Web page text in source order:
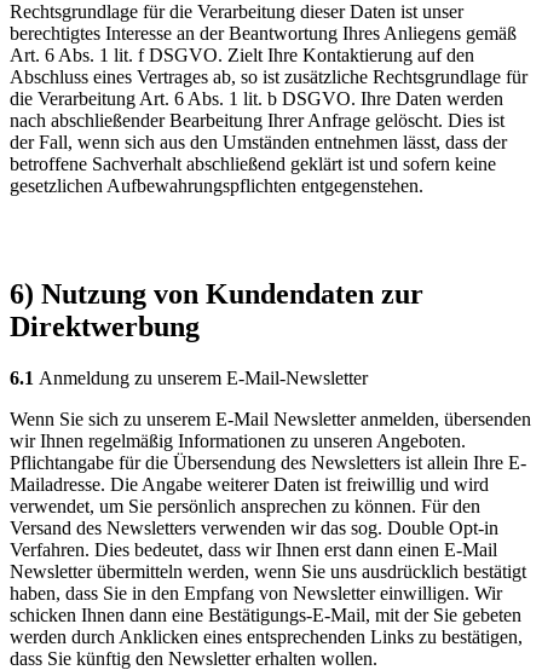
Rechtsgrundlage für die Verarbeitung dieser Daten ist unser
berechtigtes Interesse an der Beantwortung Ihres Anliegens gemäß
Art. 6 Abs. 1 lit. f DSGVO. Zielt Ihre Kontaktierung auf den
Abschluss eines Vertrages ab, so ist zusätzliche Rechtsgrundlage für
die Verarbeitung Art. 6 Abs. 1 lit. b DSGVO. Ihre Daten werden
nach abschließender Bearbeitung Ihrer Anfrage gelöscht. Dies ist
der Fall, wenn sich aus den Umständen entnehmen lässt, dass der
betroffene Sachverhalt abschließend geklärt ist und sofern keine
gesetzlichen Aufbewahrungspflichten entgegenstehen.
6) Nutzung von Kundendaten zur
Direktwerbung
6.1 Anmeldung zu unserem E-Mail-Newsletter
Wenn Sie sich zu unserem E-Mail Newsletter anmelden, übersenden
wir Ihnen regelmäßig Informationen zu unseren Angeboten.
Pflichtangabe für die Übersendung des Newsletters ist allein Ihre E-
Mailadresse. Die Angabe weiterer Daten ist freiwillig und wird
verwendet, um Sie persönlich ansprechen zu können. Für den
Versand des Newsletters verwenden wir das sog. Double Opt-in
Verfahren. Dies bedeutet, dass wir Ihnen erst dann einen E-Mail
Newsletter übermitteln werden, wenn Sie uns ausdrücklich bestätigt
haben, dass Sie in den Empfang von Newsletter einwilligen. Wir
schicken Ihnen dann eine Bestätigungs-E-Mail, mit der Sie gebeten
werden durch Anklicken eines entsprechenden Links zu bestätigen,
dass Sie künftig den Newsletter erhalten wollen.